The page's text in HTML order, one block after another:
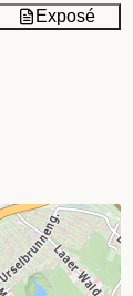
Exposé